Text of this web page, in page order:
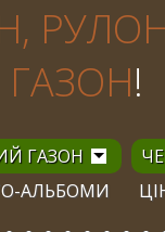
ГАЗОН!
ГАЗОН
АЛЬБОМИ